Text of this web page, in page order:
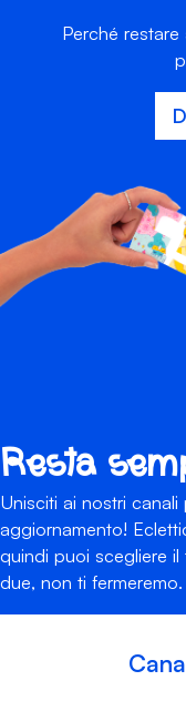
Perché
Resta
Unisciti ai nostri
aggiornamento!
quindi puoi scegliere
due, non ti fermeremo.